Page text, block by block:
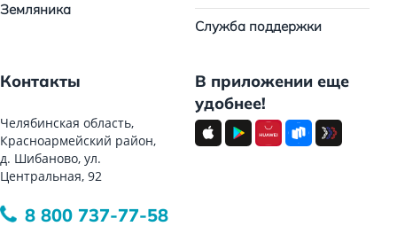
Земляника
Служба поддержки
Контакты
Челябинская область,
Красноармейский район,
д. Шибаново, ул.
Центральная, 92
8 800 737-77-58
В приложении еще
удобнее!